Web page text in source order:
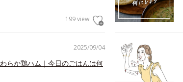
199 view
2025/09/04
らか鶏ハム｜今日のごはんは何